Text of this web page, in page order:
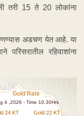
तरी 15 ते 20 लोकांना
अडचण येत आहे. या
परिसरातील रहिवाशांना
Gold Rate
4 ,2026 - Time 10.30Hrs
24 KT Gold 22 KT